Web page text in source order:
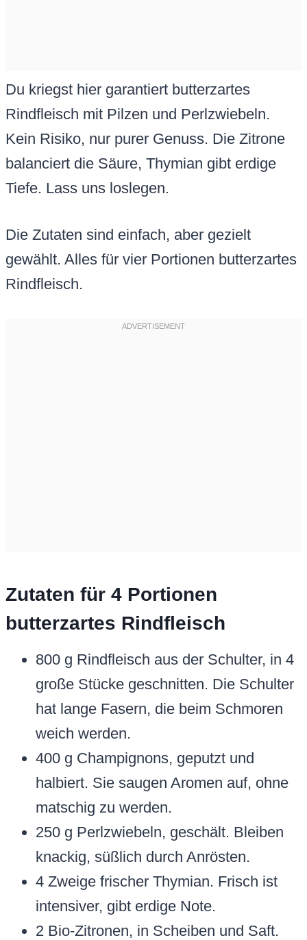
Du kriegst hier garantiert butterzartes
Rindfleisch mit Pilzen und Perlzwiebeln.
Kein Risiko, nur purer Genuss. Die Zitrone
balanciert die Säure, Thymian gibt erdige
Tiefe. Lass uns loslegen.
Die Zutaten sind einfach, aber gezielt
gewählt. Alles für vier Portionen butterzartes
Rindfleisch.
Zutaten für 4 Portionen
butterzartes Rindfleisch
800 g Rindfleisch aus der Schulter, in 4
große Stücke geschnitten. Die Schulter
hat lange Fasern, die beim Schmoren
weich werden.
400 g Champignons, geputzt und
halbiert. Sie saugen Aromen auf, ohne
matschig zu werden.
250 g Perlzwiebeln, geschält. Bleiben
knackig, süßlich durch Anrösten.
4 Zweige frischer Thymian. Frisch ist
intensiver, gibt erdige Note.
2 Bio-Zitronen, in Scheiben und Saft.